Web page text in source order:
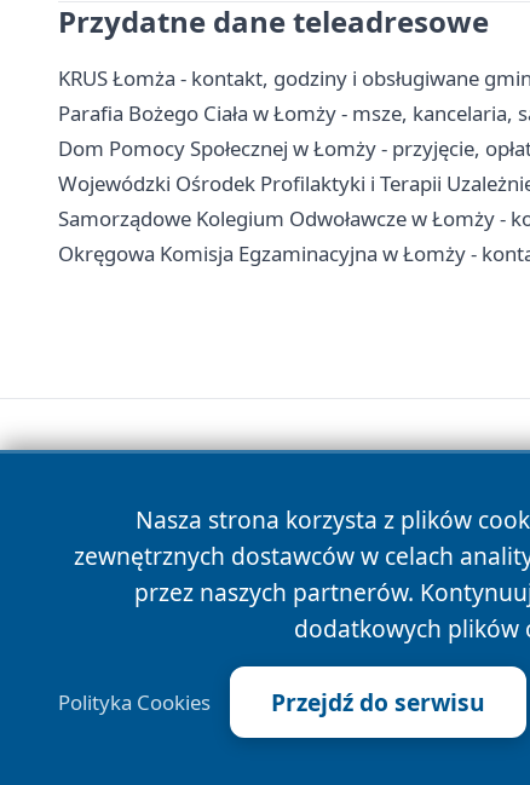
Przydatne dane teleadresowe
KRUS Łomża - kontakt, godziny i obsługiwane
Parafia Bożego Ciała w Łomży - msze, kancelaria,
Dom Pomocy Społecznej w Łomży - przyjęcie,
Wojewódzki Ośrodek Profilaktyki i Terapii
Samorządowe Kolegium Odwoławcze w Łomży -
Okręgowa Komisja Egzaminacyjna w Łomży -
Nasza strona korzysta z plików
zewnętrznych dostawców w celach
przez naszych partnerów.
dodatkowych plików
Polityka Cookies Przejdź do serwisu